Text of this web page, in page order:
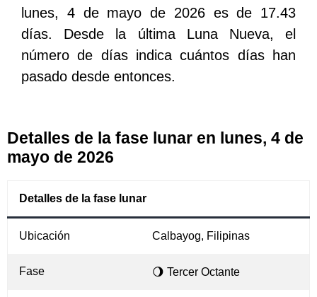
lunes, 4 de mayo de 2026 es de 17.43
días. Desde la última Luna Nueva, el
número de días indica cuántos días han
pasado desde entonces.
Detalles de la fase lunar en lunes, 4 de
mayo de 2026
Detalles de la fase lunar
Ubicación Calbayog, Filipinas
Fase 🌖 Tercer Octante